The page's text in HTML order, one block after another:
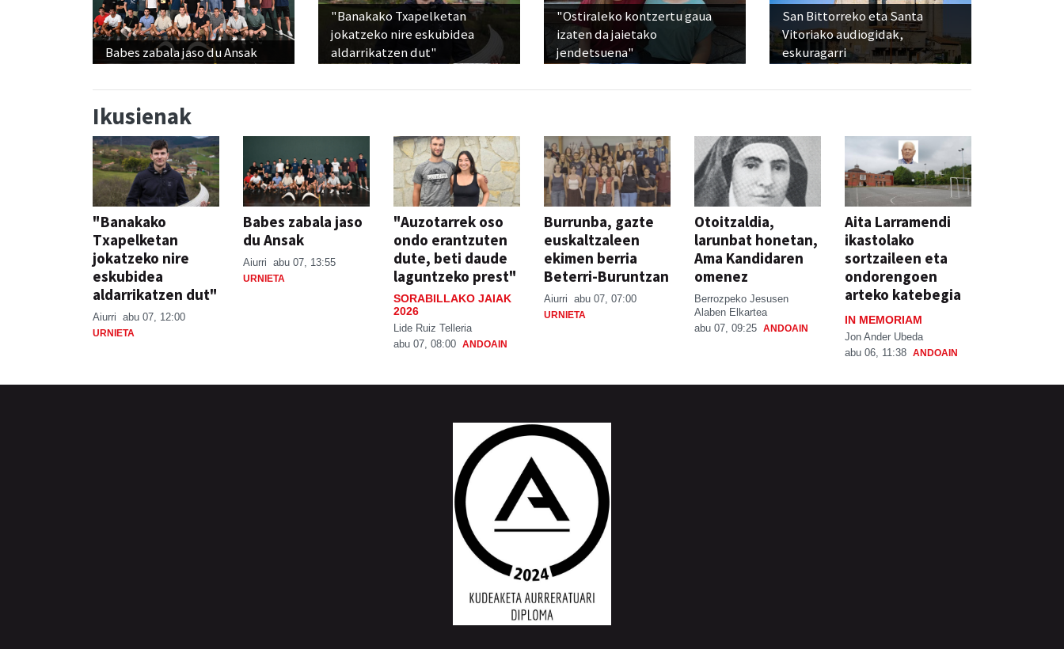
Babes zabala jaso du Ansak
"Banakako Txapelketan
jokatzeko nire eskubidea
aldarrikatzen dut"
"Ostiraleko kontzertu gaua
izaten da jaietako
jendetsuena"
San Bittorreko eta Santa
Vitoriako audiogidak,
eskuragarri
Ikusienak
"Banakako
Txapelketan
jokatzeko nire
eskubidea
aldarrikatzen dut"
Aiurri abu 07, 12:00
URNIETA
Babes zabala jaso
du Ansak
Aiurri abu 07, 13:55
URNIETA
"Auzotarrek oso
ondo erantzuten
dute, beti daude
laguntzeko prest"
SORABILLAKO JAIAK
2026
Lide Ruiz Telleria
abu 07, 08:00 ANDOAIN
Burrunba, gazte
euskaltzaleen
ekimen berria
Beterri-Buruntzan
Aiurri abu 07, 07:00
URNIETA
Otoitzaldia,
larunbat honetan,
Ama Kandidaren
omenez
Berrozpeko Jesusen
Alaben Elkartea
abu 07, 09:25 ANDOAIN
Aita Larramendi
ikastolako
sortzaileen eta
ondorengoen
arteko katebegia
IN MEMORIAM
Jon Ander Ubeda
abu 06, 11:38 ANDOAIN